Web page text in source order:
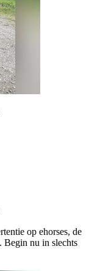
op ehorses, de
Begin nu in slechts